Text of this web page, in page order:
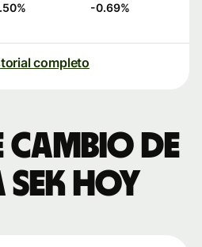
% -0.69%
completo
cambio de
SEK hoy